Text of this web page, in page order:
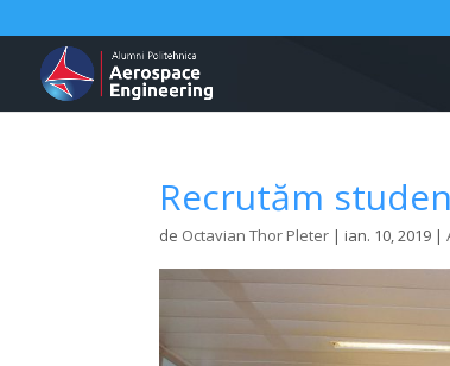
Recrutăm
de Octavian Thor Pleter |ian. 10, 2019 |